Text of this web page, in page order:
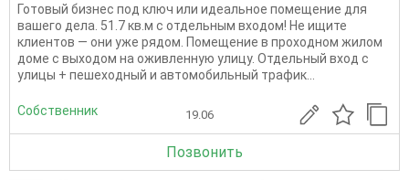
Готовый бизнес под ключ или идеальное помещение для
вашего дела. 51.7 кв.м с отдельным входом! Не ищите
клиентов — они уже рядом. Помещение в проходном жилом
доме с выходом на оживленную улицу. Отдельный вход с
улицы + пешеходный и автомобильный трафик...
Собственник 19.06
Позвонить